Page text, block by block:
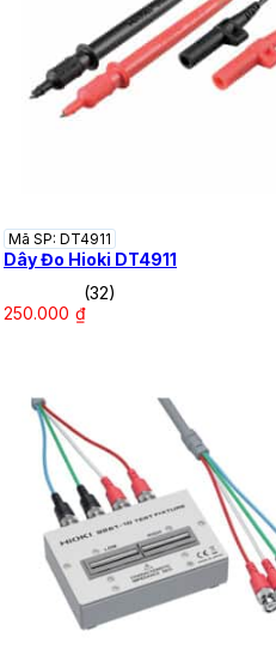
Mã SP: DT4911
Dây Đo Hioki DT4911
(32)
250.000 ₫